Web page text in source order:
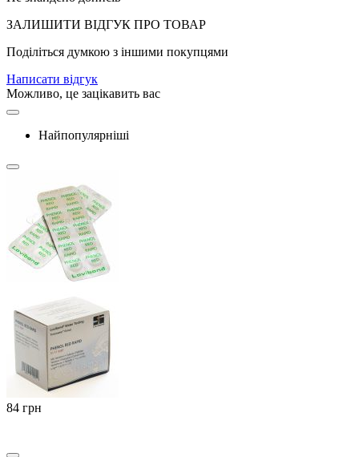
ЗАЛИШИТИ ВIДГУК ПРО ТОВАР
Поділіться думкою з іншими покупцями
Написати відгук
Можливо, це зацікавить вас
Найпопулярніші
‍84‍ грн